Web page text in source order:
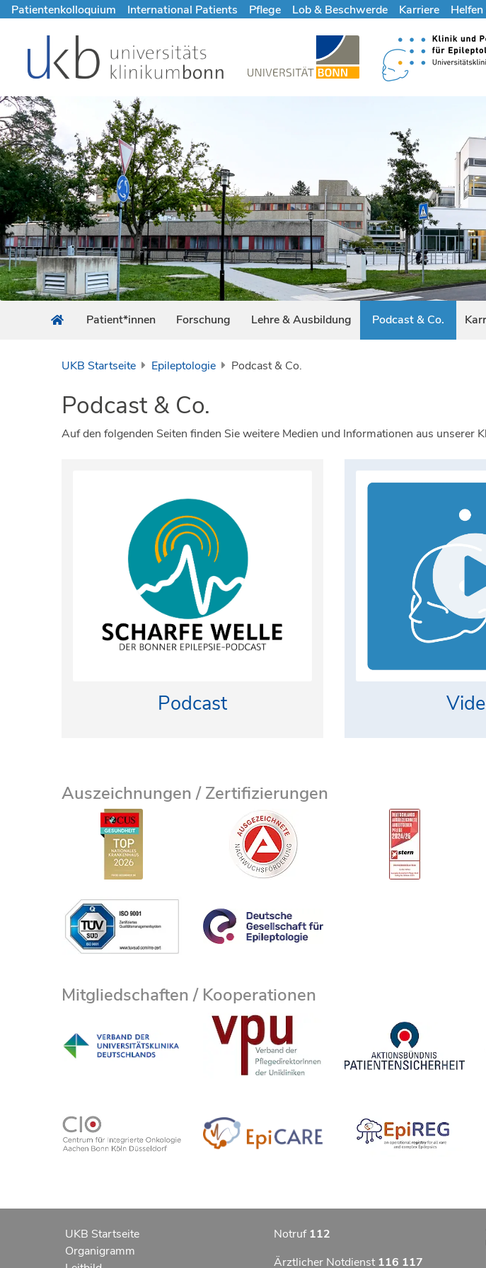
Patientenkolloquium International Patients Pflege Lob & Beschwerde Karriere
Patient*innen Forschung Lehre & Ausbildung Podcast & Co.
UKB Startseite Epileptologie Podcast & Co.
Podcast & Co.
Auf den folgenden Seiten finden Sie weitere Medien und Informationen aus unserer
Podcast
Auszeichnungen / Zertifizierungen
Mitgliedschaften / Kooperationen
UKB Startseite
Organigramm
Notruf 112
Ärztlicher Notdienst 116 117